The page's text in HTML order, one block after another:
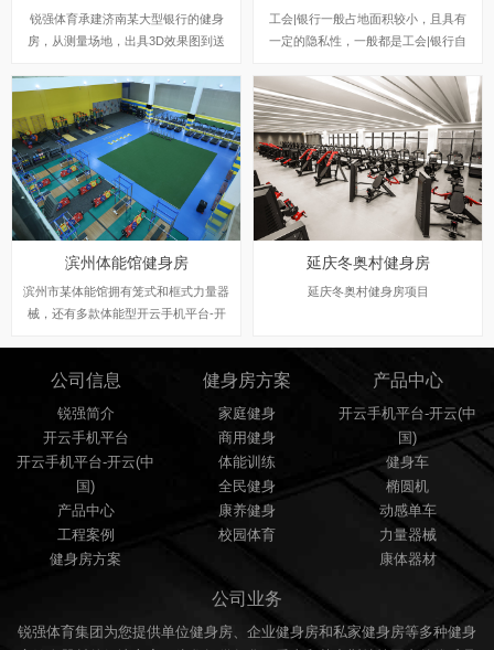
锐强体育承建济南某大型银行的健身
房，从测量场地，出具3D效果图到送
标准化服务。
工会|银行一般占地面积较小，且具有
一定的隐私性，一般都是工会|银行自
作性质需要长久的坐着，锐强体育多年
专注健身运动器材,专业销售开云手机
平台-开云(中国) 、健身车、健身房器
械、户外健身路径、篮球架、室内健身
器材等，专业配置商业健身房、企事业
单位、酒店、会所、部队、学校等健身
器材，全民健身工程指定室外健身路径
厂家！咨询热线：0531-67867867。
滨州体能馆健身房
滨州市某体能馆拥有笼式和框式力量器
械，还有多款体能型开云手机平台-开
延庆冬奥村健身房
延庆冬奥村健身房项目
公司信息
锐强简介
开云手机平台
开云手机平台-开云(中
国)
产品中心
工程案例
健身房方案
健身房方案
家庭健身
商用健身
体能训练
全民健身
康养健身
校园体育
产品中心
开云手机平台-开云(中
国)
健身车
椭圆机
动感单车
力量器械
康体器材
公司业务
锐强体育集团为您提供单位健身房、企业健身房和私家健身房等多种健身